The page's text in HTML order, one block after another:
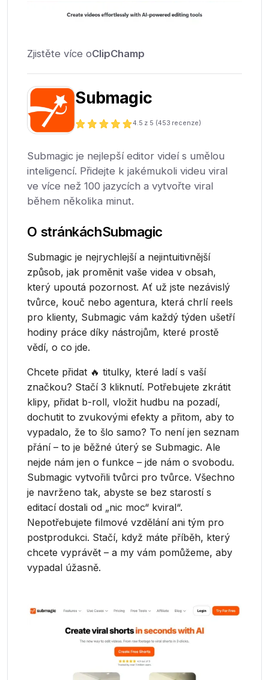
Zjistěte více oClipChamp
Submagic
4.5 z 5 (453 recenze)
Submagic je nejlepší editor videí s umělou
inteligencí. Přidejte k jakémukoli videu viral
ve více než 100 jazycích a vytvořte viral
během několika minut.
O stránkáchSubmagic
Submagic je nejrychlejší a nejintuitivnější
způsob, jak proměnit vaše videa v obsah,
který upoutá pozornost. Ať už jste nezávislý
tvůrce, kouč nebo agentura, která chrlí reels
pro klienty, Submagic vám každý týden ušetří
hodiny práce díky nástrojům, které prostě
vědí, o co jde.
Chcete přidat 🔥 titulky, které ladí s vaší
značkou? Stačí 3 kliknutí. Potřebujete zkrátit
klipy, přidat b-roll, vložit hudbu na pozadí,
dochutit to zvukovými efekty a přitom, aby to
vypadalo, že to šlo samo? To není jen seznam
přání – to je běžné úterý se Submagic. Ale
nejde nám jen o funkce – jde nám o svobodu.
Submagic vytvořili tvůrci pro tvůrce. Všechno
je navrženo tak, abyste se bez starostí s
editací dostali od „nic moc“ kviral“.
Nepotřebujete filmové vzdělání ani tým pro
postprodukci. Stačí, když máte příběh, který
chcete vyprávět – a my vám pomůžeme, aby
vypadal úžasně.